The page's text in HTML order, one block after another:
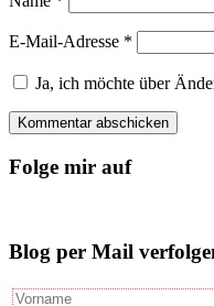
E-Mail-Adresse *
Ja, ich möchte über
Folge mir auf
Blog per Mail